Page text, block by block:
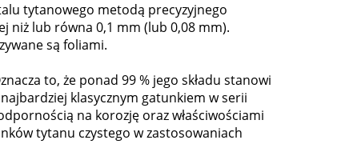
tytanowego metodą precyzyjnego
niż lub równa 0,1 mm (lub 0,08 mm).
są foliami.
to, że ponad 99 % jego składu stanowi
klasycznym gatunkiem w serii
na korozję oraz właściwościami
tytanu czystego w zastosowaniach